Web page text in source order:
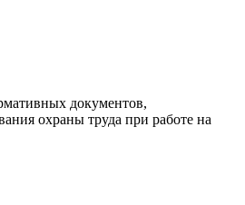
документов,
охраны труда при работе на